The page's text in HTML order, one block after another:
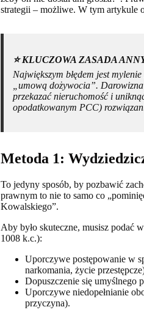
strategii – możliwe. W tym artykule
⭐️ KLUCZOWA ZASADA
Największym błędem jest
„umową dożywocia”.
przekazać nieruchomość i
opodatkowanym PCC)
Metoda 1:
To jedyny sposób, by pozbawić
prawnym to nie to samo co
Kowalskiego”.
Aby było skuteczne, musisz podać
1008 k.c.):
Uporczywe postępowanie w
narkomania, życie
Dopuszczenie się umyślnego
Uporczywe niedopełnianie
przyczyna).